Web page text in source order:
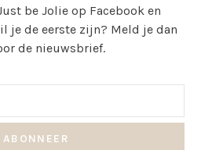
be Jolie op Facebook en
je de eerste zijn? Meld je dan
de nieuwsbrief.
ABONNEER